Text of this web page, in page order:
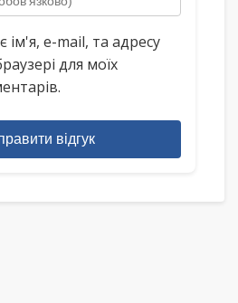
ім'я, e-mail, та адресу
для моїх
відгук